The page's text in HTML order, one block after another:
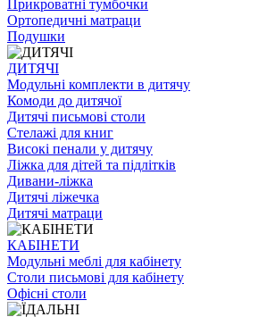
Прикроватні тумбочки
Ортопедичні матраци
Подушки
ДИТЯЧІ
Модульні комплекти в дитячу
Комоди до дитячої
Дитячі письмові столи
Стелажі для книг
Високі пенали у дитячу
Ліжка для дітей та підлітків
Дивани-ліжка
Дитячі ліжечка
Дитячі матраци
КАБІНЕТИ
Модульні меблі для кабінету
Столи письмові для кабінету
Офісні столи